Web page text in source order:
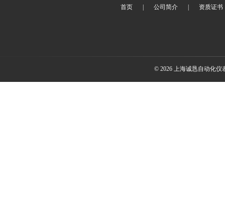
首页 公司简介 资质证书
© 2026 上海诚恳自动化仪